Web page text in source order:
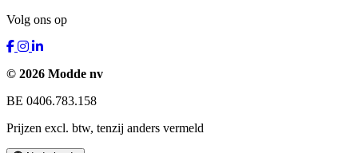
Volg ons op
© 2026 Modde nv
BE 0406.783.158
Prijzen excl. btw, tenzij anders vermeld